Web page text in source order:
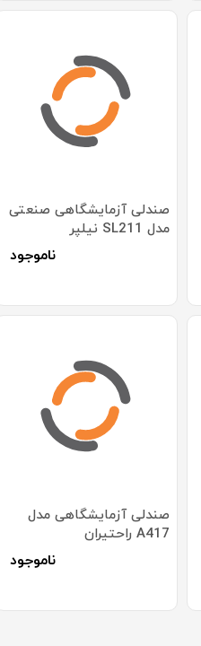
صندلی آزمایشگاهی صنعتی
مدل SL211 نیلپر
ناموجود
صندلی آزمایشگاهی مدل
A417 راحتیران
ناموجود